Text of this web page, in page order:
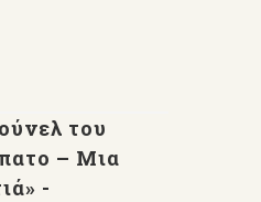
του
– Μια
-